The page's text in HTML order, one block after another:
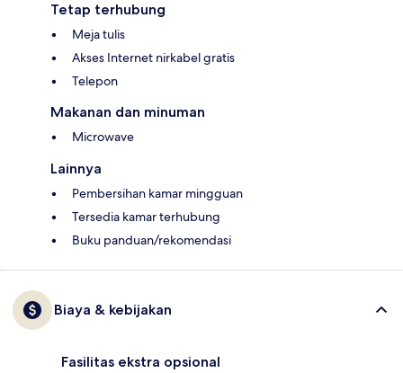
Tetap terhubung
Meja tulis
Akses Internet nirkabel gratis
Telepon
Makanan dan minuman
Microwave
Lainnya
Pembersihan kamar mingguan
Tersedia kamar terhubung
Buku panduan/rekomendasi
Biaya & kebijakan
Fasilitas ekstra opsional